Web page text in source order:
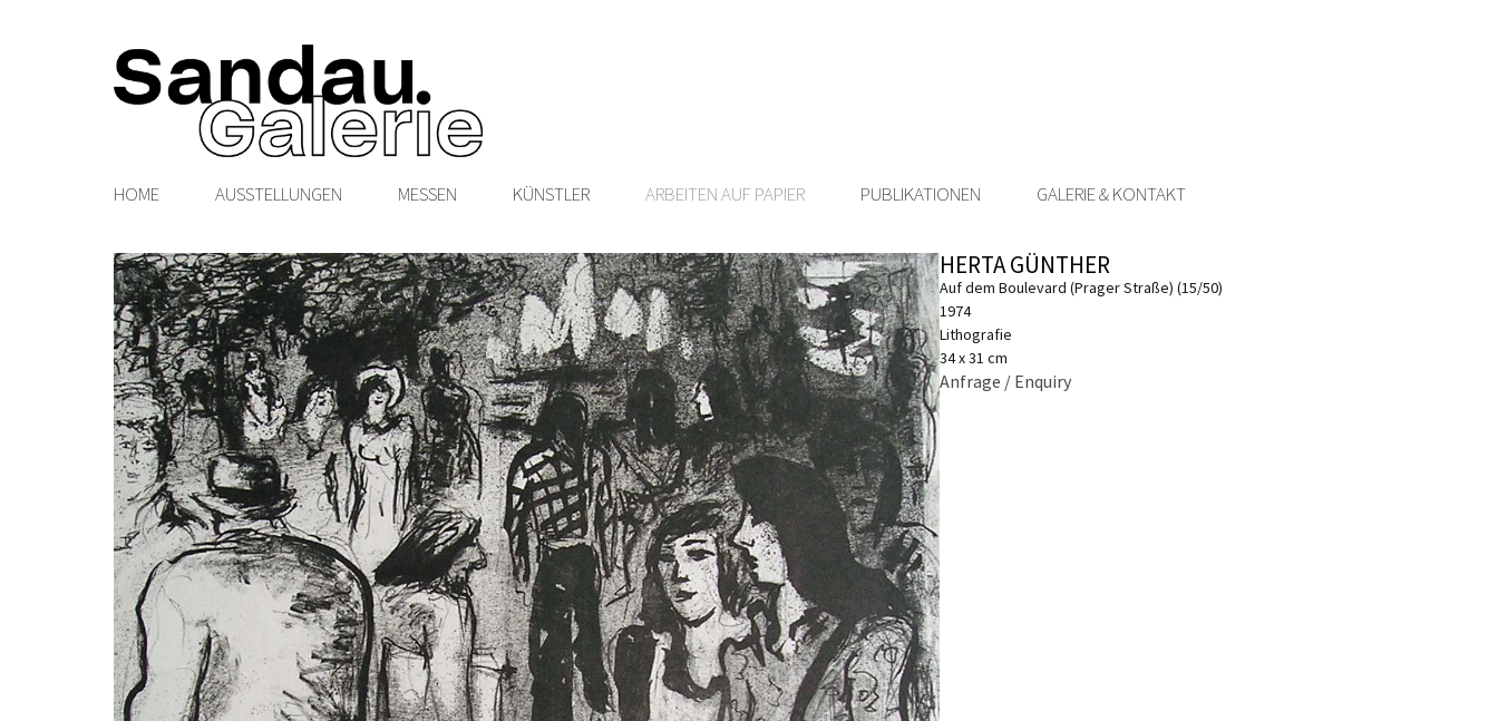
HOME AUSSTELLUNGEN MESSEN KÜNSTLER ARBEITEN AUF PAPIER PUBLIKATIONEN GALERIE & KONTAKT
HERTA GÜNTHER
Auf dem Boulevard (Prager Straße) (15/50)
1974
Lithografie
34 x 31 cm
Anfrage / Enquiry